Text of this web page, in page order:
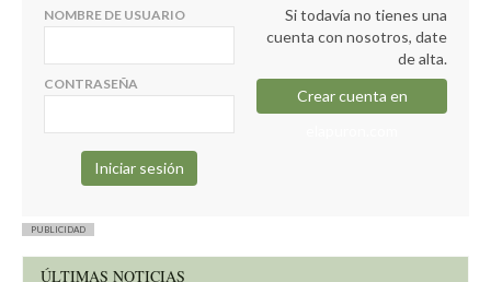
NOMBRE DE USUARIO
CONTRASEÑA
Si todavía no tienes una
cuenta con nosotros, date
de alta.
Crear cuenta en
PUBLICIDAD
ÚLTIMAS NOTICIAS